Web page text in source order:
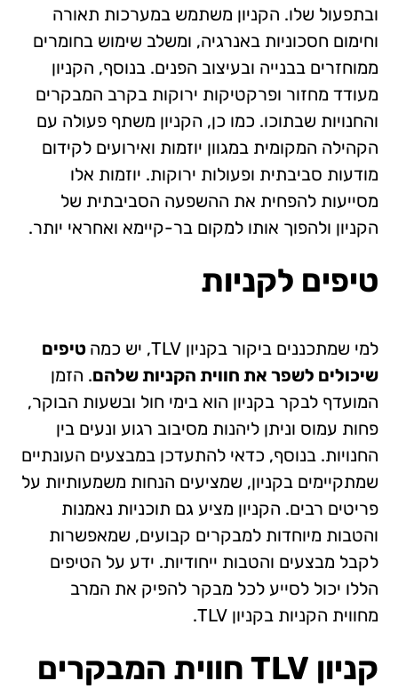
ובתפעול שלו. הקניון משתמש במערכות תאורה
וחימום חסכוניות באנרגיה, ומשלב שימוש בחומרים
ממוחזרים בבנייה ובעיצוב הפנים. בנוסף, הקניון
מעודד מחזור ופרקטיקות ירוקות בקרב המבקרים
והחנויות שבתוכו. כמו כן, הקניון משתף פעולה עם
הקהילה המקומית במגוון יוזמות ואירועים לקידום
מודעות סביבתית ופעולות ירוקות. יוזמות אלו
מסייעות להפחית את ההשפעה הסביבתית של
הקניון ולהפוך אותו למקום בר-קיימא ואחראי יותר.
טיפים לקניות
למי שמתכננים ביקור בקניון TLV, יש כמה
טיפים
שיכולים לשפר את חווית הקניות שלהם. הזמן
המועדף לבקר בקניון הוא בימי חול ובשעות הבוקר,
פחות עמוס וניתן ליהנות מסיבוב רגוע ונעים בין
החנויות. בנוסף, כדאי להתעדכן במבצעים העונתיים
שמתקיימים בקניון, שמציעים הנחות משמעותיות על
פריטים רבים. הקניון מציע גם תוכניות נאמנות
והטבות מיוחדות למבקרים קבועים, שמאפשרות
לקבל מבצעים והטבות ייחודיות. ידע על הטיפים
הללו יכול לסייע לכל מבקר להפיק את המרב
מחווית הקניות בקניון TLV.
קניון TLV חווית המבקרים